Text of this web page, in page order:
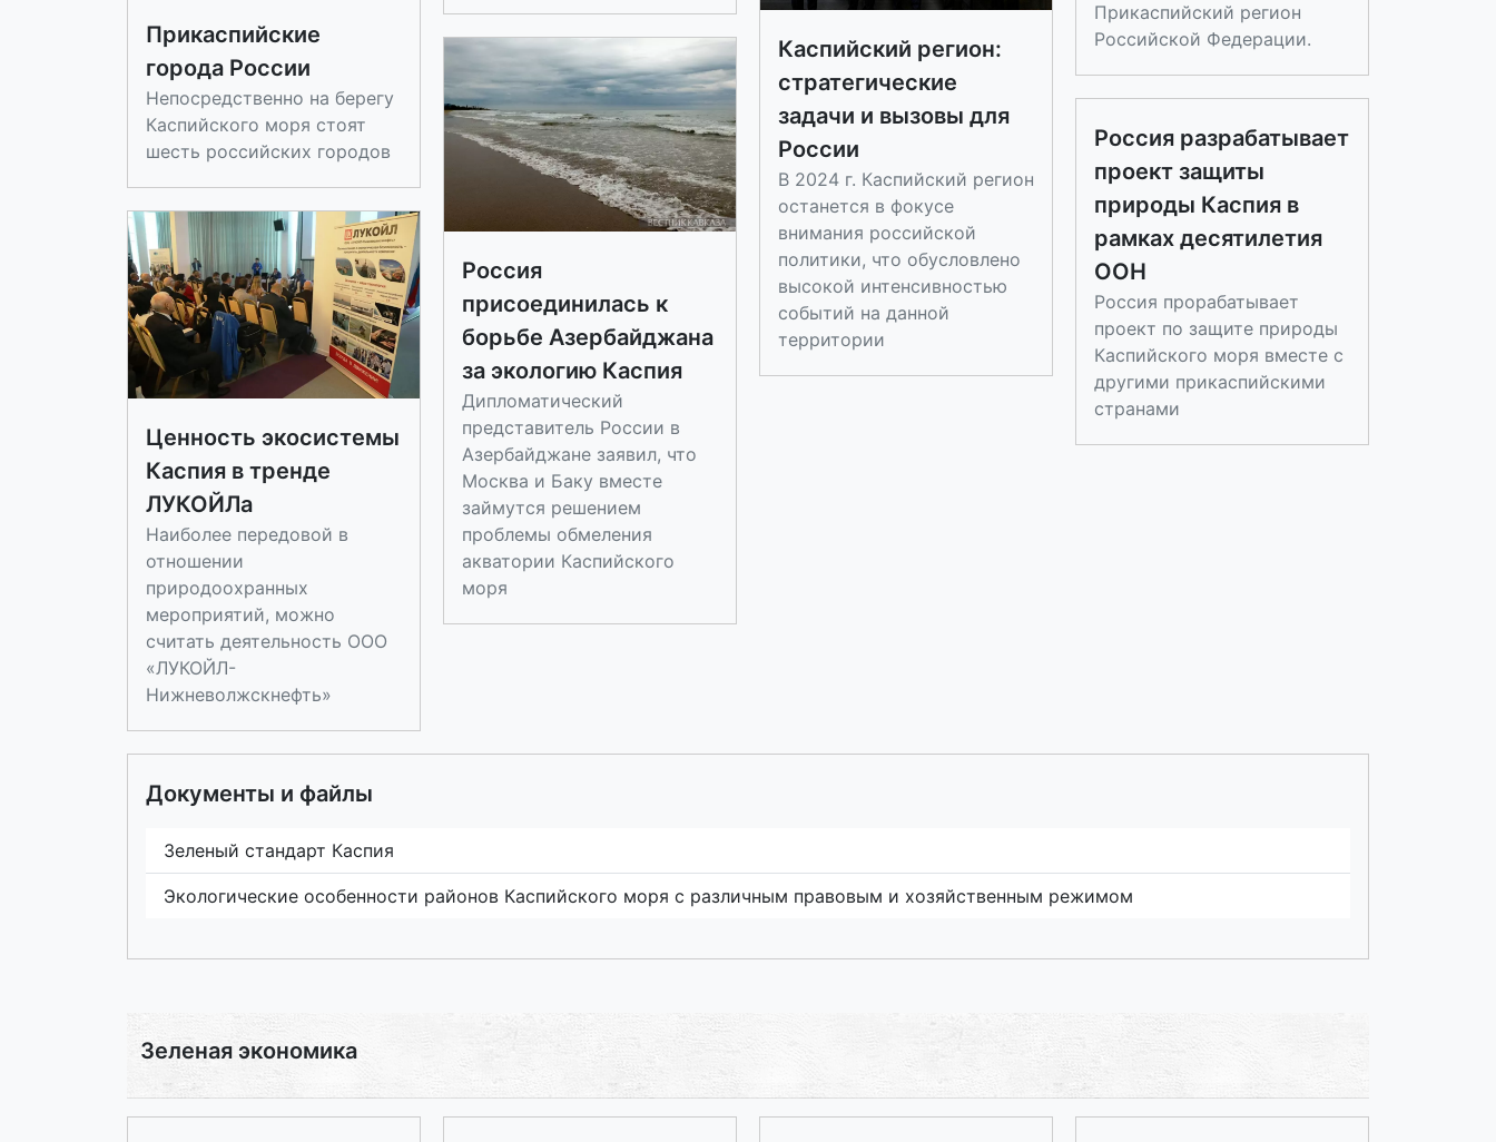
Прикаспийский регион
Российской Федерации.
Каспийский регион:
стратегические
задачи и вызовы для
России
В 2024 г. Каспийский регион
останется в фокусе
внимания российской
политики, что обусловлено
высокой интенсивностью
событий на данной
территории
Прикаспийские
города России
Непосредственно на берегу
Каспийского моря стоят
шесть российских городов
Россия
присоединилась к
борьбе Азербайджана
за экологию Каспия
Дипломатический
представитель России в
Азербайджане заявил, что
Москва и Баку вместе
займутся решением
проблемы обмеления
акватории Каспийского
моря
Россия разрабатывает
проект защиты
природы Каспия в
рамках десятилетия
ООН
Россия прорабатывает
проект по защите природы
Каспийского моря вместе с
другими прикаспийскими
странами
Ценность экосистемы
Каспия в тренде
ЛУКОЙЛа
Наиболее передовой в
отношении
природоохранных
мероприятий, можно
считать деятельность ООО
«ЛУКОЙЛ-
Нижневолжскнефть»
Документы и файлы
Зеленый стандарт Каспия
Экологические особенности районов Каспийского моря с различным правовым и хозяйственным режимом
Зеленая экономика